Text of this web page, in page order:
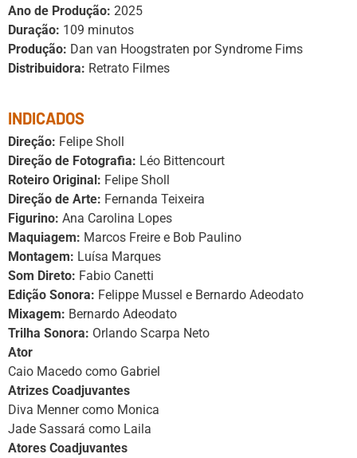
Ano de Produção: 2025
Duração: 109 minutos
Produção: Dan van Hoogstraten por Syndrome Fims
Distribuidora: Retrato Filmes
INDICADOS
Direção: Felipe Sholl
Direção de Fotografia: Léo Bittencourt
Roteiro Original: Felipe Sholl
Direção de Arte: Fernanda Teixeira
Figurino: Ana Carolina Lopes
Maquiagem: Marcos Freire e Bob Paulino
Montagem: Luísa Marques
Som Direto: Fabio Canetti
Edição Sonora: Felippe Mussel e Bernardo Adeodato
Mixagem: Bernardo Adeodato
Trilha Sonora: Orlando Scarpa Neto
Ator
Caio Macedo como Gabriel
Atrizes Coadjuvantes
Diva Menner como Monica
Jade Sassará como Laila
Atores Coadjuvantes